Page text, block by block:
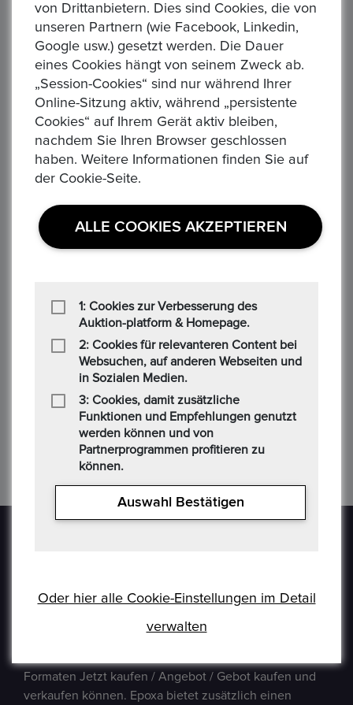
100-Euro-Goldmünze 2019 G "UNESCO Welterbe -
Dom zu Speyer" NEU - Etui + Zertifikat
Preis : 825,00 €
100-Euro-Goldmünze 2019 G "UNESCO Welterbe - Dom zu
Speyer" Etui+Zertifikat Die Münze ist die 16. Ausgabe im
Rahmen einer 2003 begonnenen mehrjährigen Serie von 1...
Preis : 30,00 €
75 JAHRE DAIMLER BENZ - Gottlieb Daimler und Karl Benz
Es handelt sich um eine Silbermedaille von 1961. Den
Zustand entnehmen Sie bitte den Fotografien der Medaille.
Anzahl von Artikeln:
Epoxa ist eine Online-Plattform, mit der Benutzer
Formaten Jetzt kaufen / Angebot / Gebot kaufen und
verkaufen können. Epoxa bietet zusätzlich einen
von Drittanbietern. Dies sind Cookies, die von
unseren Partnern (wie Facebook, Linkedin,
Google usw.) gesetzt werden. Die Dauer
eines Cookies hängt von seinem Zweck ab.
„Session-Cookies“ sind nur während Ihrer
Online-Sitzung aktiv, während „persistente
Cookies“ auf Ihrem Gerät aktiv bleiben,
nachdem Sie Ihren Browser geschlossen
haben. Weitere Informationen finden Sie auf
der Cookie-Seite.
ALLE COOKIES AKZEPTIEREN
1: Cookies zur Verbesserung des
Auktion-platform & Homepage.
2: Cookies für relevanteren Content bei
Websuchen, auf anderen Webseiten und
in Sozialen Medien.
3: Cookies, damit zusätzliche
Funktionen und Empfehlungen genutzt
werden können und von
Partnerprogrammen profitieren zu
können.
Auswahl Bestätigen
Oder hier alle Cookie-Einstellungen im Detail
verwalten